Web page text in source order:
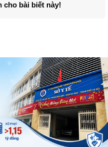
cho bài biết này!